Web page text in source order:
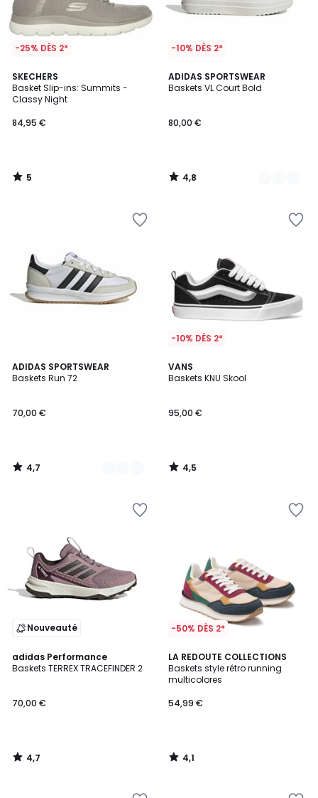
-25% DÈS 2*
SKECHERS
Basket Slip-ins: Summits -
Classy Night
84,95 €
5
/
5
5
/
-10% DÈS 2*
ADIDAS SPORTSWEAR
Baskets VL Court Bold
80,00 €
4,8
/ 5
6
Couleurs
4,8
/
ADIDAS SPORTSWEAR
Baskets Run 72
70,00 €
4,7
/ 5
5
Couleurs
4,7
/
-10% DÈS 2*
VANS
Baskets KNU Skool
95,00 €
4,5
/ 5
4,5
/
Nouveauté
adidas Performance
Baskets TERREX TRACEFINDER 2
70,00 €
4,7
/ 5
4,7
/
-50% DÈS 2*
LA REDOUTE COLLECTIONS
Baskets style rétro running
multicolores
54,99 €
4,1
/ 5
4,1
/